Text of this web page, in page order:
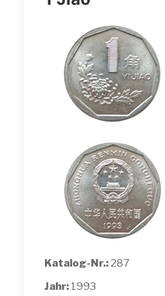
Katalog-Nr.: 287
Jahr: 1993